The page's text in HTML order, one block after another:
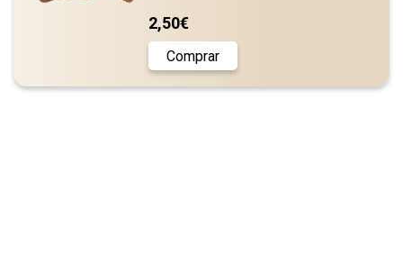
2,50€
Comprar